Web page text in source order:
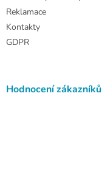
Reklamace
Kontakty
GDPR
Hodnocení zákazníků